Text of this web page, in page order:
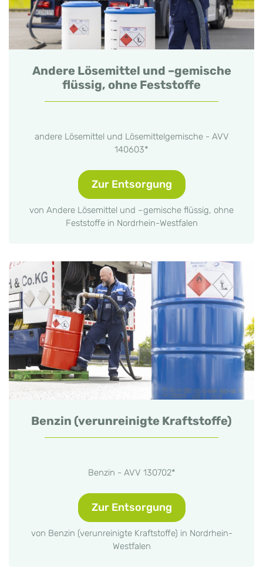
Andere Lösemittel und –gemische
flüssig, ohne Feststoffe
andere Lösemittel und Lösemittelgemische - AVV
140603*
Zur Entsorgung
von Andere Lösemittel und –gemische flüssig, ohne
Feststoffe in Nordrhein-Westfalen
Benzin (verunreinigte Kraftstoffe)
Benzin - AVV 130702*
Zur Entsorgung
von Benzin (verunreinigte Kraftstoffe) in Nordrhein-
Westfalen